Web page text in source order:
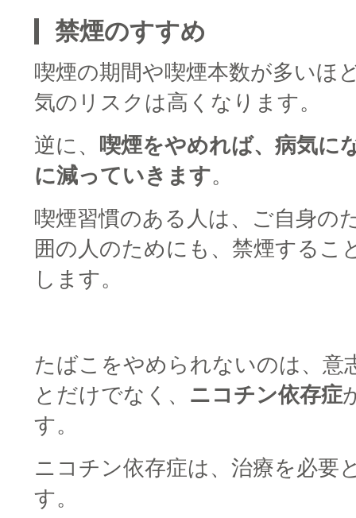
禁煙のすすめ
喫煙の期間や喫煙本数が多いほ
気のリスクは高くなります。
逆に、 喫煙をやめれば、病気に
に減っていきます。
喫煙習慣のある人は、ご自身の
囲の人のためにも、禁煙するこ
します。
たばこをやめられないのは、意
とだけでなく、 ニコチン依存症
す。
ニコチン依存症は、治療を必要
す。